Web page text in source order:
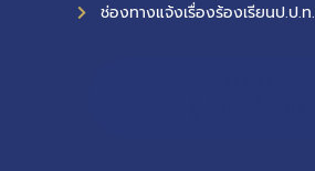
ช่องทางแจ้งเรื่องร้องเรียนป.ป.ท.